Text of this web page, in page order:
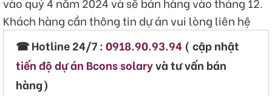
Khách hàng cần thông tin dự án vui lòng liên hệ
☎ Hotline 24/7 :0918.90.93.94 ( cập nhật
tiến độ dự án Bcons solaryvà tư vấn bán
hàng)